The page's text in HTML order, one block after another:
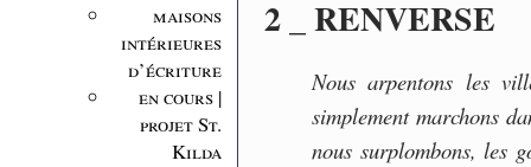
maisons
intérieures
d’écriture
en cours |
projet St.
Kilda
2 _ RENVERSE
Nous arpentons les
simplement marchons
nous surplombons, les